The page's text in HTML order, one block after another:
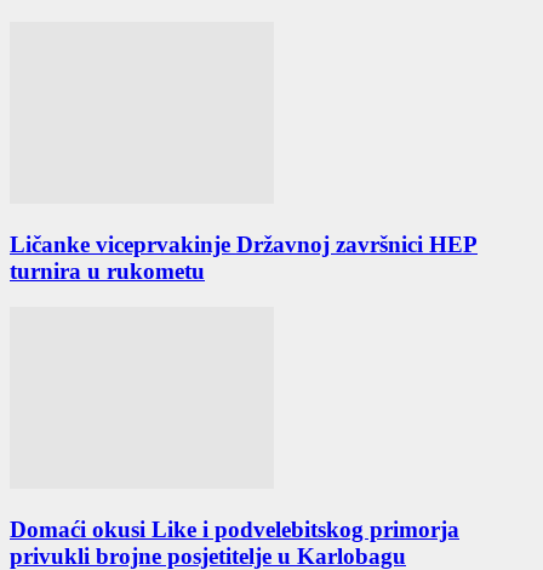
Ličanke viceprvakinje Državnoj završnici HEP
turnira u rukometu
Domaći okusi Like i podvelebitskog primorja
privukli brojne posjetitelje u Karlobagu